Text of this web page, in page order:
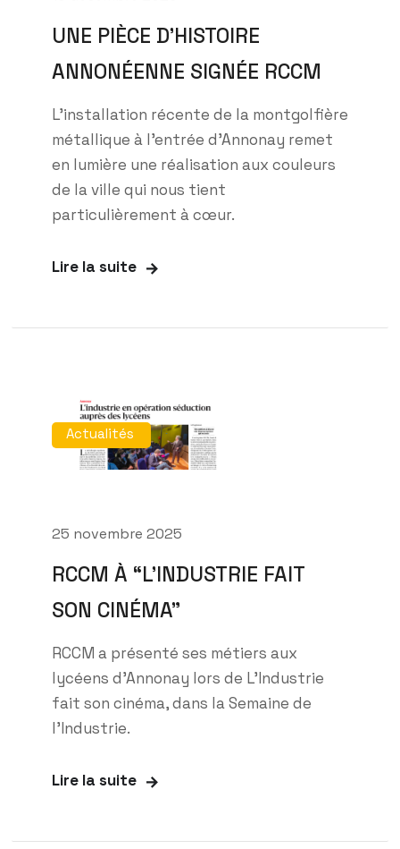
UNE PIÈCE D’HISTOIRE
ANNONÉENNE SIGNÉE RCCM
L’installation récente de la montgolfière
métallique à l’entrée d’Annonay remet
en lumière une réalisation aux couleurs
de la ville qui nous tient
particulièrement à cœur.
Lire la suite
Actualités
25 novembre 2025
RCCM À “L’INDUSTRIE FAIT
SON CINÉMA”
RCCM a présenté ses métiers aux
lycéens d’Annonay lors de L’Industrie
fait son cinéma, dans la Semaine de
l’Industrie.
Lire la suite